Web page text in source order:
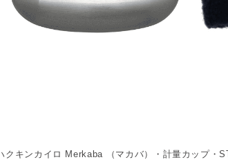
クキンカイロ Merkaba （マカバ）・計量カップ・